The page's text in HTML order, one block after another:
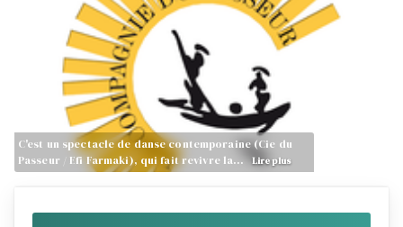
C'est un spectacle de danse contemporaine (Cie du
Passeur / Efi Farmaki), qui fait revivre la… Lire plus